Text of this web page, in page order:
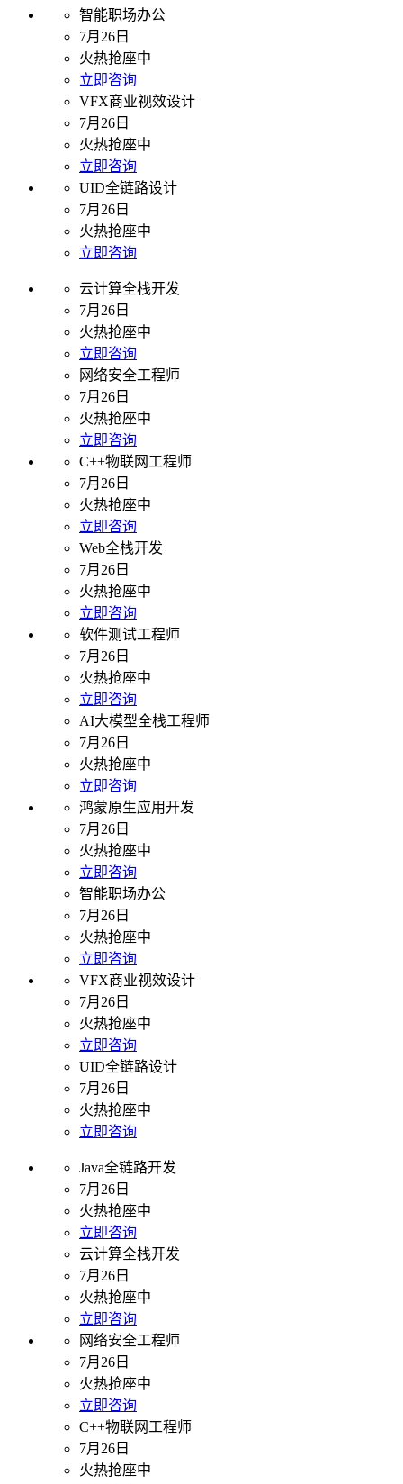
智能职场办公
7月26日
火热抢座中
立即咨询
VFX商业视效设计
7月26日
火热抢座中
立即咨询
UID全链路设计
7月26日
火热抢座中
立即咨询
云计算全栈开发
7月26日
火热抢座中
立即咨询
网络安全工程师
7月26日
火热抢座中
立即咨询
C++物联网工程师
7月26日
火热抢座中
立即咨询
Web全栈开发
7月26日
火热抢座中
立即咨询
软件测试工程师
7月26日
火热抢座中
立即咨询
AI大模型全栈工程师
7月26日
火热抢座中
立即咨询
鸿蒙原生应用开发
7月26日
火热抢座中
立即咨询
智能职场办公
7月26日
火热抢座中
立即咨询
VFX商业视效设计
7月26日
火热抢座中
立即咨询
UID全链路设计
7月26日
火热抢座中
立即咨询
Java全链路开发
7月26日
火热抢座中
立即咨询
云计算全栈开发
7月26日
火热抢座中
立即咨询
网络安全工程师
7月26日
火热抢座中
立即咨询
C++物联网工程师
7月26日
火热抢座中